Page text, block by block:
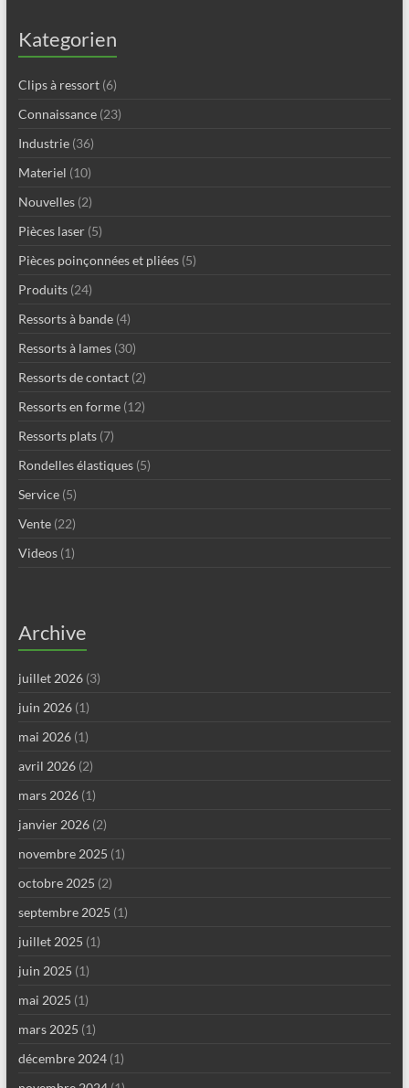
Kategorien
Clips à ressort(6)
Connaissance(23)
Industrie(36)
Materiel (10)
Nouvelles(2)
Pièces laser(5)
Pièces poinçonnées et pliées(5)
Produits(24)
Ressorts à bande(4)
Ressorts à lames(30)
Ressorts de contact(2)
Ressorts en forme(12)
Ressorts plats(7)
Rondelles élastiques(5)
Service(5)
Vente(22)
Videos(1)
Archive
juillet 2026(3)
juin 2026(1)
mai 2026(1)
avril 2026(2)
mars 2026(1)
janvier 2026(2)
novembre 2025 (1)
octobre 2025 (2)
septembre 2025 (1)
juillet 2025 (1)
juin 2025 (1)
mai 2025 (1)
mars 2025 (1)
décembre 2024(1)